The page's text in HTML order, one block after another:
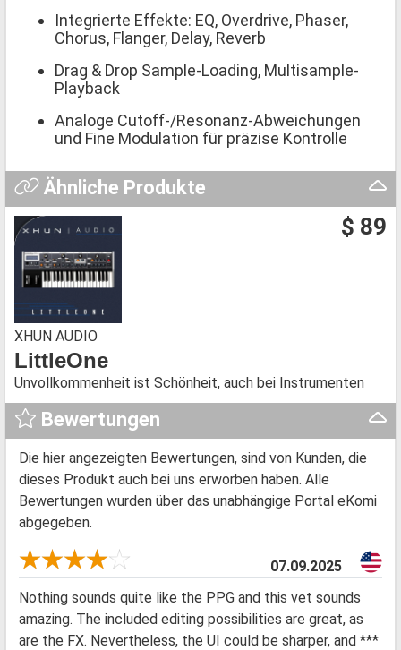
Integrierte Effekte: EQ, Overdrive, Phaser,
Chorus, Flanger, Delay, Reverb
Drag & Drop Sample-Loading, Multisample-
Playback
Analoge Cutoff-/Resonanz-Abweichungen
und Fine Modulation für präzise Kontrolle
Ähnliche Produkte
$ 89
XHUN AUDIO
LittleOne
Unvollkommenheit ist Schönheit, auch bei Instrumenten
Bewertungen
Die hier angezeigten Bewertungen, sind von Kunden, die
dieses Produkt auch bei uns erworben haben. Alle
Bewertungen wurden über das unabhängige Portal eKomi
abgegeben.
07.09.2025
Nothing sounds quite like the PPG and this vet sounds
amazing. The included editing possibilities are great, as
are the FX. Nevertheless, the UI could be sharper, and ***